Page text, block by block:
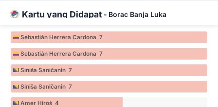
Kartu yang Didapat - Borac Banja Luka
Sebastián Herrera Cardona 7
Sebastián Herrera Cardona 7
Siniša Saničanin 7
Siniša Saničanin 7
Amer Hiroš 4